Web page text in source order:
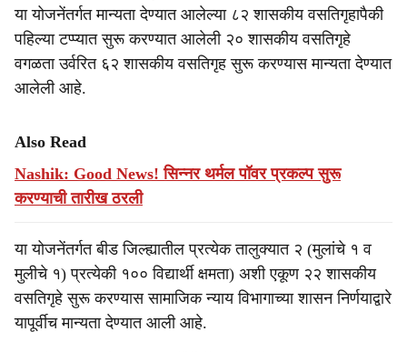
या योजनेंतर्गत मान्यता देण्यात आलेल्या ८२ शासकीय वसतिगृहापैकी
पहिल्या टप्प्यात सुरू करण्यात आलेली २० शासकीय वसतिगृहे
वगळता उर्वरित ६२ शासकीय वसतिगृह सुरू करण्यास मान्यता देण्यात
आलेली आहे.
Also Read
Nashik: Good News! सिन्नर थर्मल पॉवर प्रकल्प सुरू
करण्याची तारीख ठरली
या योजनेंतर्गत बीड जिल्ह्यातील प्रत्येक तालुक्यात २ (मुलांचे १ व
मुलीचे १) प्रत्येकी १०० विद्यार्थी क्षमता) अशी एकूण २२ शासकीय
वसतिगृहे सुरू करण्यास सामाजिक न्याय विभागाच्या शासन निर्णयाद्वारे
यापूर्वीच मान्यता देण्यात आली आहे.